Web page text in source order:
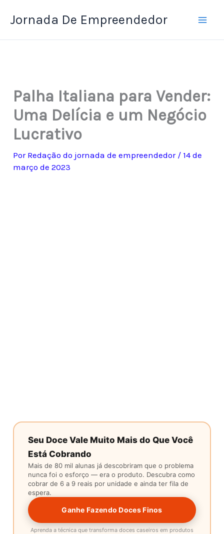
paraJornada De Empreendedor
Palha Italiana para Vender:
Uma Delícia e um Negócio
Lucrativo
Por Redação do jornada de empreendedor / 14 de
março de 2023
Seu Doce Vale Muito Mais do Que Você
Está Cobrando
Mais de 80 mil alunas já descobriram que o problema
nunca foi o esforço — era o produto. Descubra como
cobrar de 6 a 9 reais por unidade e ainda ter fila de
espera.
Ganhe Fazendo Doces Finos
Aprenda a técnica que transforma doces caseiros em produtos